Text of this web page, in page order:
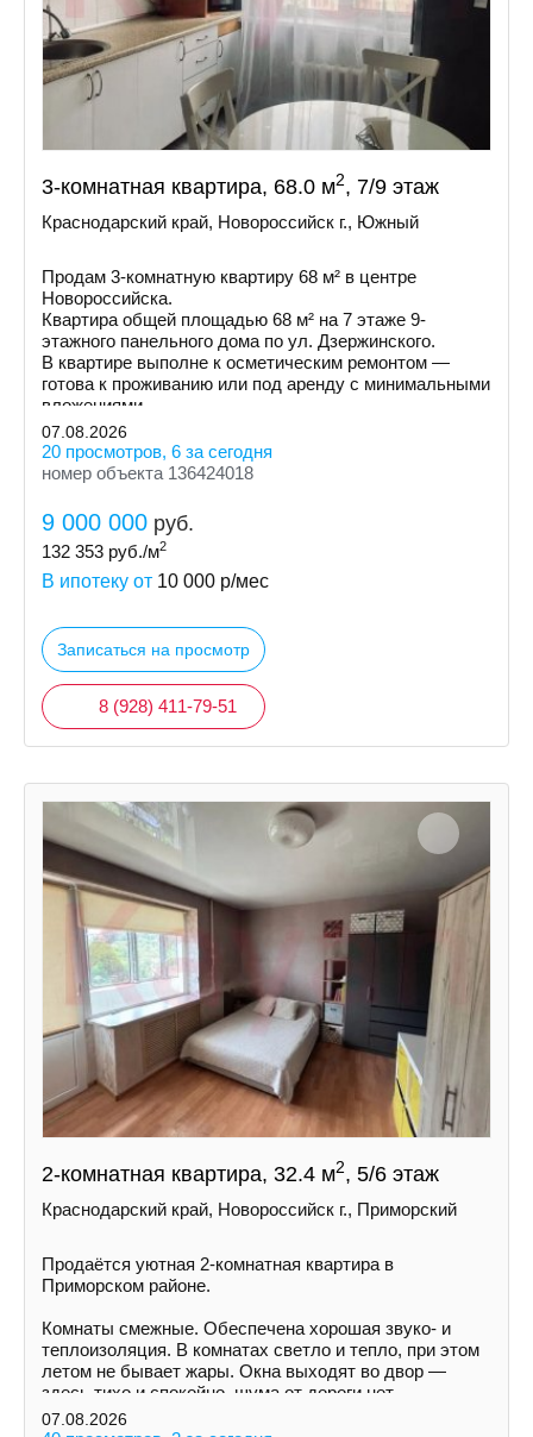
3-комнатная квартира, 68.0 м2, 7/9 этаж
Краснодарский край, Новороссийск г., Южный
Продам 3-комнатную квартиру 68 м² в центре
Новороссийска.
Квартира общей площадью 68 м² на 7 этаже 9-
этажного панельного дома по ул. Дзержинского.
В квартире выполне к осметическим ремонтом —
готова к проживанию или под аренду с минимальными
вложениями.
07.08.2026
20 просмотров, 6 за сегодня
номер объекта 136424018
9 000 000 руб.
132 353 руб./м2
В ипотеку от 10 000 р/мес
Записаться на просмотр
8 (928) 411-79-51
2-комнатная квартира, 32.4 м2, 5/6 этаж
Краснодарский край, Новороссийск г., Приморский
Продаётся уютная 2-комнатная квартира в
Приморском районе.
Комнаты смежные. Обеспечена хорошая звуко- и
теплоизоляция. В комнатах светло и тепло, при этом
летом не бывает жары. Окна выходят во двор —
здесь тихо и спокойно, шума от дороги нет.
07.08.2026